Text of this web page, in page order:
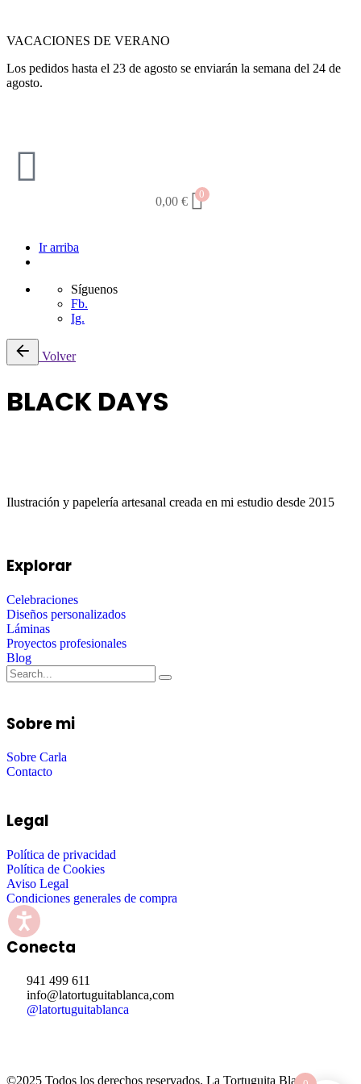
VACACIONES DE VERANO
Los pedidos hasta el 23 de agosto se enviarán la semana del 24 de
agosto.
0,00 €
0
Ir arriba
Síguenos
Fb.
Ig.
Volver
BLACK DAYS
Ilustración y papelería artesanal creada en mi estudio desde 2015
Explorar
Celebraciones
Diseños personalizados
Láminas
Proyectos profesionales
Blog
Sobre mi
Sobre Carla
Contacto
Legal
Política de privacidad
Política de Cookies
Aviso Legal
Condiciones generales de compra
Conecta
941 499 611
info@latortuguitablanca,com
@latortuguitablanca
©2025 Todos los derechos reservados. La Tortuguita Blanca.